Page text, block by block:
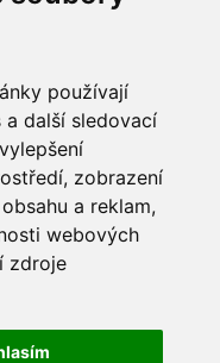
používají
další sledovací
zobrazení
a reklam,
webových
zdroje